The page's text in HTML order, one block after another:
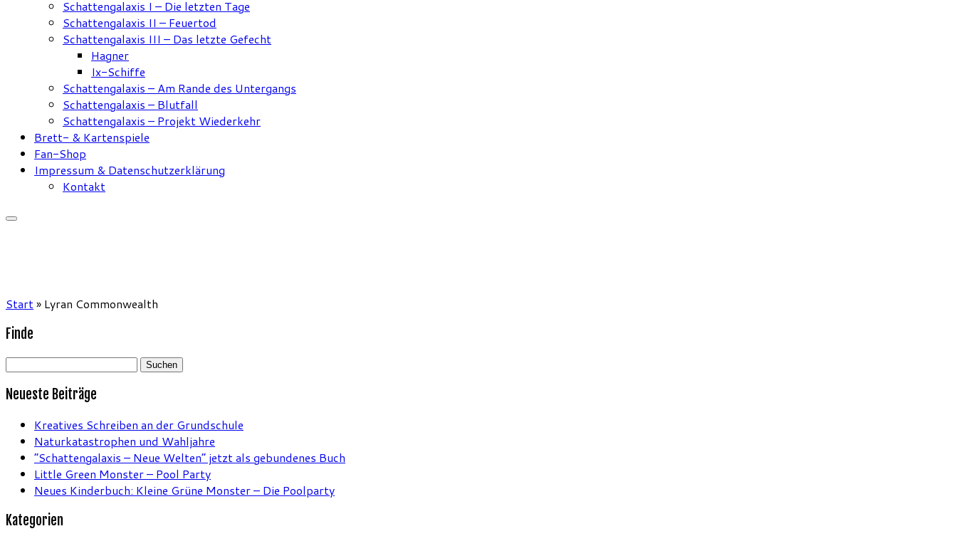
Schattengalaxis I – Die letzten Tage
Schattengalaxis II – Feuertod
Schattengalaxis III – Das letzte Gefecht
Hagner
Ix-Schiffe
Schattengalaxis – Am Rande des Untergangs
Schattengalaxis – Blutfall
Schattengalaxis – Projekt Wiederkehr
Brett- & Kartenspiele
Fan-Shop
Impressum & Datenschutzerklärung
Kontakt
Start» Lyran Commonwealth
Finde
Suchen
Neueste Beiträge
Kreatives Schreiben an der Grundschule
Naturkatastrophen und Wahljahre
“Schattengalaxis – Neue Welten” jetzt als gebundenes Buch
Little Green Monster – Pool Party
Neues Kinderbuch: Kleine Grüne Monster – Die Poolparty
Kategorien